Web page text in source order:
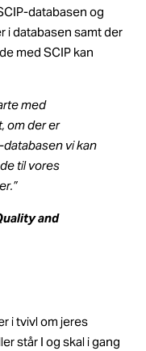
databasen og
i databasen samt der
med SCIP kan
med
om der er
vi kan
til vores
and
i tvivl om jeres
står I og skal i gang